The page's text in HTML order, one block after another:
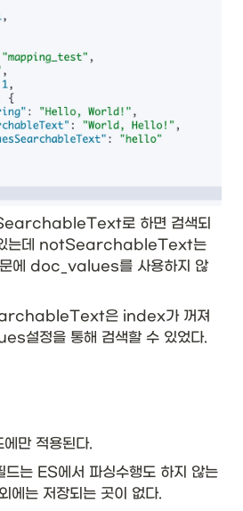
로 하면 검색되
있는데 notSearchableText는
에 doc_values를 사용하지 않
은 index가 꺼져
설정을 통해 검색할 수 있었다.
만 적용된다.
는 ES에서 파싱수행도 하지 않는
는 저장되는 곳이 없다.